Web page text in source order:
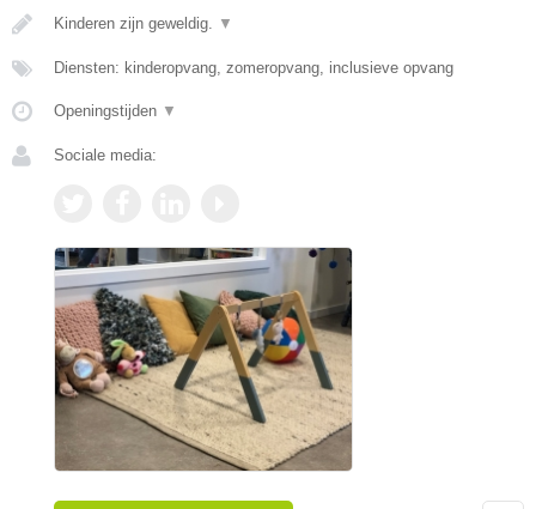
Kinderen zijn geweldig. ▼
Diensten: kinderopvang, zomeropvang, inclusieve opvang
Openingstijden ▼
Sociale media: